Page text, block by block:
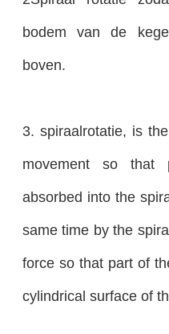
bodem van de
boven.
3. spiraalrotatie, is
movement so
absorbed into the
same time by the
force so that part of
cylindrical surface of